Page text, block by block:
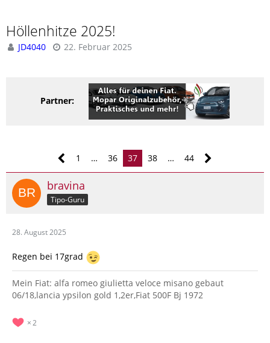
Höllenhitze 2025!
JD4040 22. Februar 2025
Partner:
1 … 36 37 38 … 44
bravina
Tipo-Guru
28. August 2025
Regen bei 17grad
Mein Fiat: alfa romeo giulietta veloce misano gebaut
06/18,lancia ypsilon gold 1,2er,Fiat 500F Bj 1972
2